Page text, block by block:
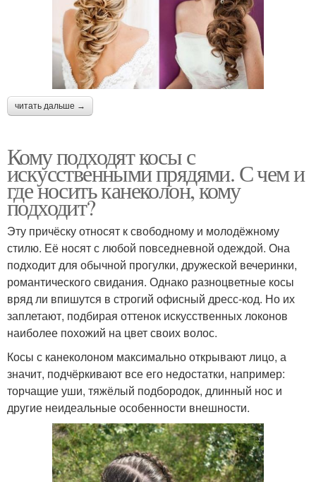
читать дальше →
Кому подходят косы с
искусственными прядями. С чем и
где носить канеколон, кому
подходит?
Эту причёску относят к свободному и молодёжному
стилю. Её носят с любой повседневной одеждой. Она
подходит для обычной прогулки, дружеской вечеринки,
романтического свидания. Однако разноцветные косы
вряд ли впишутся в строгий офисный дресс-код. Но их
заплетают, подбирая оттенок искусственных локонов
наиболее похожий на цвет своих волос.
Косы с канеколоном максимально открывают лицо, а
значит, подчёркивают все его недостатки, например:
торчащие уши, тяжёлый подбородок, длинный нос и
другие неидеальные особенности внешности.